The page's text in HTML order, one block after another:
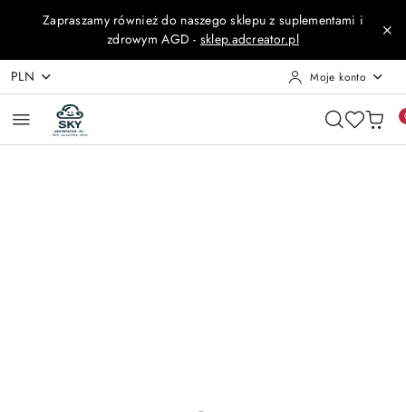
Przejdź do treści głównej
Przejdź do wyszukiwarki
Przejdź do moje konto
Przejdź do menu głównego
Przejdź do opisu produktu
Przejdź do stopki
Zapraszamy również do naszego sklepu z suplementami i
zdrowym AGD - sklep.adcreator.pl
PLN Moje konto